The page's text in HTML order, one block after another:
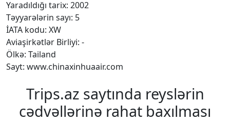
Yaradıldığı tarix: 2002
Təyyarələrin sayı: 5
İATA kodu: XW
Aviaşirkətlər Birliyi: -
Ölkə: Tailand
Sayt: www.chinaxinhuaair.com
Trips.az saytında reyslərin
cədvəllərinə rahat baxılması